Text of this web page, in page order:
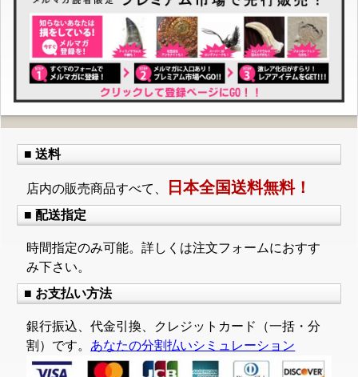
■ 送料
店内の販売商品すべて、 日本全国送料無料！
■ 配送指定
時間指定のみ可能。詳しくは注文フォームにおすす
み下さい。
■ お支払い方法
銀行振込、代金引換、クレジットカード（一括・分
割）です。 あなたの分割払いシミュレーション